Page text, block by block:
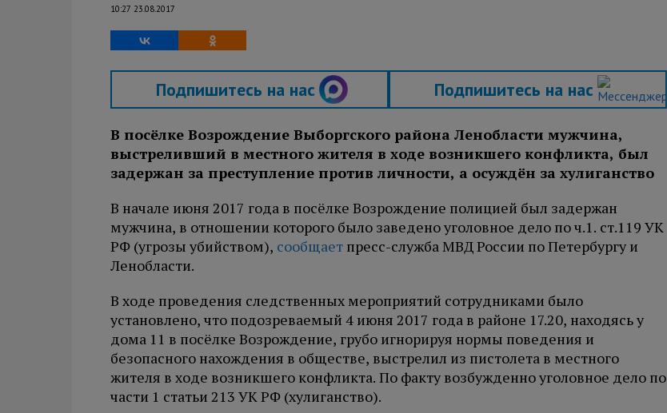
10:27 23.08.2017
Подпишитесь на нас Подпишитесь на нас
В посёлке Возрождение Выборгского района Ленобласти мужчина,
выстреливший в местного жителя в ходе возникшего конфликта, был
задержан за преступление против личности, а осуждён за хулиганство
В начале июня 2017 года в посёлке Возрождение полицией был задержан
мужчина, в отношении которого было заведено уголовное дело по ч.1. ст.119 УК
РФ (угрозы убийством), сообщает пресс-служба МВД России по Петербургу и
Ленобласти.
В ходе проведения следственных мероприятий сотрудниками было
установлено, что подозреваемый 4 июня 2017 года в районе 17.20, находясь у
дома 11 в посёлке Возрождение, грубо игнорируя нормы поведения и
безопасного нахождения в обществе, выстрелил из пистолета в местного
жителя в ходе возникшего конфликта. По факту возбужденно уголовное дело по
части 1 статьи 213 УК РФ (хулиганство).